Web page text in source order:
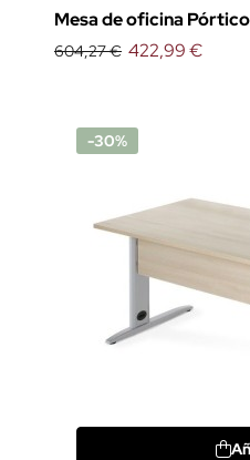
Mesa de oficina
604,27 € 422,99 €
-30%